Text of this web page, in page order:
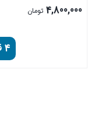
4,800,000 تومان
۴ قسط